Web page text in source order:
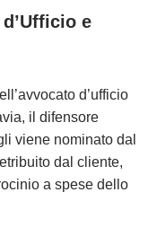
e
d’ufficio
il difensore
viene nominato dal
dal cliente,
a spese dello